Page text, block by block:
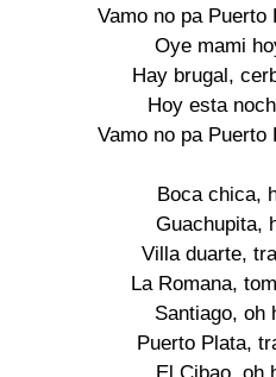
Vamo no pa
Oye mami
Hay brugal,
Hoy esta
Vamo no pa
Boca chica,
Guachupita,
Villa duarte,
La Romana,
Santiago, oh
Puerto Plata,